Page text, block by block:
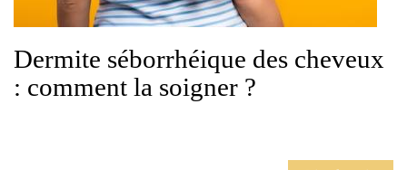
Dermite séborrhéique des cheveux
: comment la soigner ?